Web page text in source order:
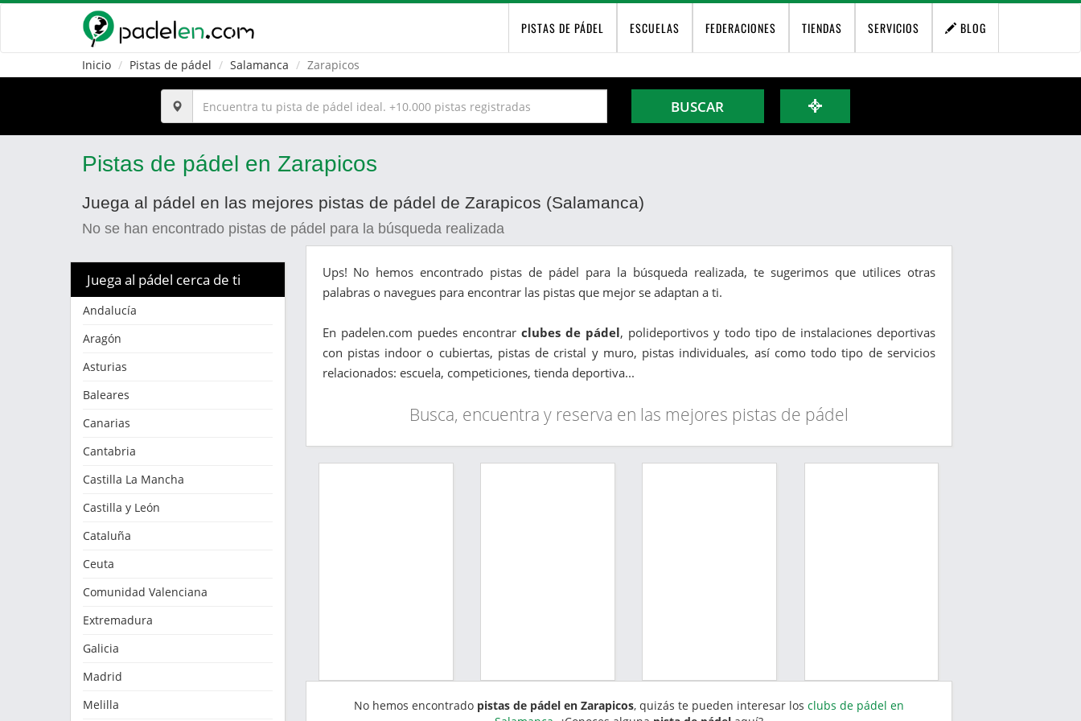
PISTAS DE PÁDEL ESCUELAS FEDERACIONES TIENDAS SERVICIOS BLOG
Inicio Pistas de pádel Salamanca Zarapicos
BUSCAR
Pistas de pádel en Zarapicos
Juega al pádel en las mejores pistas de pádel de Zarapicos (Salamanca)
No se han encontrado pistas de pádel para la búsqueda realizada
Juega al pádel cerca de ti
Andalucía
Aragón
Asturias
Baleares
Canarias
Cantabria
Castilla La Mancha
Castilla y León
Cataluña
Ceuta
Comunidad Valenciana
Extremadura
Galicia
Madrid
Melilla
Ups! No hemos encontrado pistas de pádel para la búsqueda realizada, te sugerimos que utilices otras
palabras o navegues para encontrar las pistas que mejor se adaptan a ti.
En padelen.com puedes encontrar clubes de pádel, polideportivos y todo tipo de instalaciones deportivas
con pistas indoor o cubiertas, pistas de cristal y muro, pistas individuales, así como todo tipo de servicios
relacionados: escuela, competiciones, tienda deportiva...
Busca, encuentra y reserva en las mejores pistas de pádel
No hemos encontrado pistas de pádel en Zarapicos, quizás te pueden interesar los clubs de pádel en